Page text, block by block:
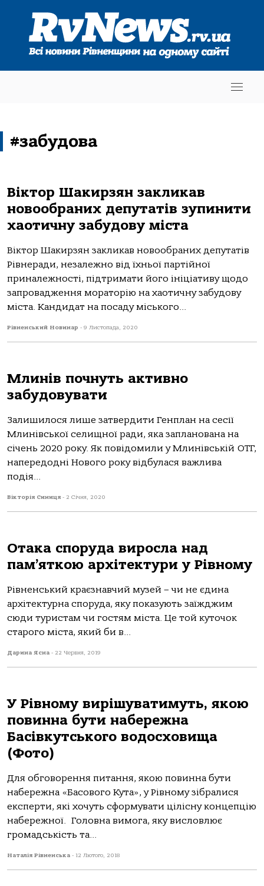
#забудова
Віктор Шакирзян закликав
новообраних депутатів зупинити
хаотичну забудову міста
Віктор Шакирзян закликав новообраних депутатів
Рівнеради, незалежно від їхньої партійної
приналежності, підтримати його ініціативу щодо
запровадження мораторію на хаотичну забудову
міста. Кандидат на посаду міського...
Рівненський Новинар - 9 Листопада, 2020
Млинів почнуть активно
забудовувати
Залишилося лише затвердити Генплан на сесії
Млинівської селищної ради, яка запланована на
січень 2020 року. Як повідомили у Млинівській ОТГ,
напередодні Нового року відбулася важлива
подія...
Вікторія Синиця - 2 Січня, 2020
Отака споруда виросла над
пам’яткою архітектури у Рівному
Рівненський краєзнавчий музей – чи не єдина
архітектурна споруда, яку показують заїжджим
сюди туристам чи гостям міста. Це той куточок
старого міста, який би в...
Дарина Ясна - 22 Червня, 2019
У Рівному вирішуватимуть, якою
повинна бути набережна
Басівкутського водосховища
(Фото)
Для обговорення питання, якою повинна бути
набережна «Басового Кута», у Рівному зібралися
експерти, які хочуть сформувати цілісну концепцію
набережної. Головна вимога, яку висловлює
громадськість та...
Наталія Рівненська - 12 Лютого, 2018